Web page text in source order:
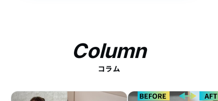
Column
コラム